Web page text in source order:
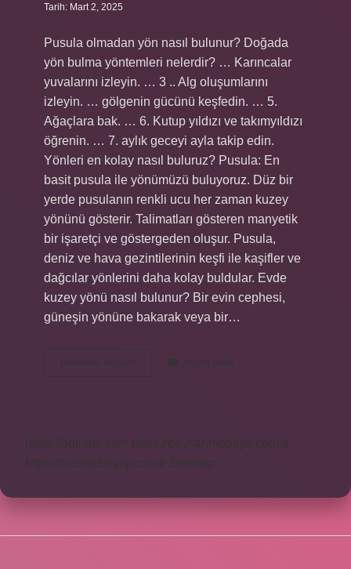
Tarih: Mart 2, 2025
Pusula olmadan yön nasıl bulunur? Doğada
yön bulma yöntemleri nelerdir? … Karıncalar
yuvalarını izleyin. … 3 .. Alg oluşumlarını
izleyin. … gölgenin gücünü keşfedin. … 5.
Ağaçlara bak. … 6. Kutup yıldızı ve takımyıldızı
öğrenin. … 7. aylık geceyi ayla takip edin.
Yönleri en kolay nasıl buluruz? Pusula: En
basit pusula ile yönümüzü buluyoruz. Düz bir
yerde pusulanın renkli ucu her zaman kuzey
yönünü gösterir. Talimatları gösteren manyetik
bir işaretçi ve göstergeden oluşur. Pusula,
deniz ve hava gezintilerinin keşfi ile kaşifler ve
dağcılar yönlerini daha kolay buldular. Evde
kuzey yönü nasıl bulunur? Bir evin cephesi,
güneşin yönüne bakarak veya bir…
Devamını okuyun
Pusulasız
Yön
Yorum Bırak
https://obirsite.com
https://beysanmobilya.com.tr
https://bastdebriyaj.com.tr Sitemap